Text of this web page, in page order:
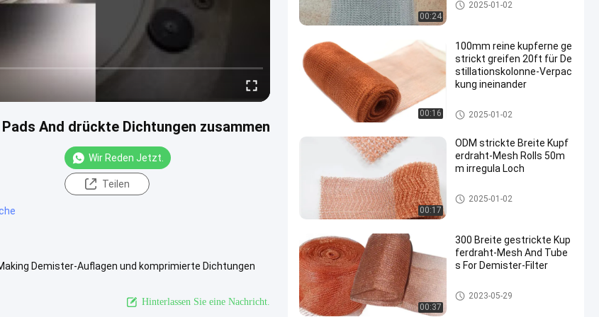
And drückte Dichtungen zusammen
Wir Reden Jetzt.
Teilen
Demister-Auflagen und komprimierte Dichtungen
Hinterlassen Sie eine Nachricht.
00:24
2025-01-02
00:16
100mm reine kupferne ge
strickt greifen 20ft für De
stillationskolonne-Verpac
kung ineinander
Kupferne gestrickte Masche
2025-01-02
00:17
ODM strickte Breite Kupf
erdraht-Mesh Rolls 50m
m irregula Loch
Kupferne gestrickte Masche
2025-01-02
00:37
300 Breite gestrickte Kup
ferdraht-Mesh And Tube
s For Demister-Filter
Kupferne gestrickte Masche
2023-05-29